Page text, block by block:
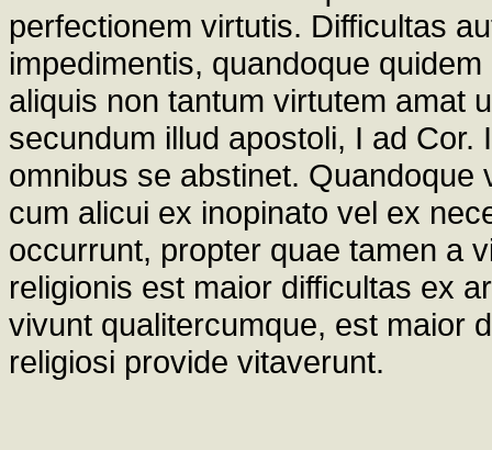
perfectionem virtutis. Difficultas
impedimentis, quandoque
aliquis non tantum virtutem amat
secundum illud apostoli, I ad
omnibus se abstinet.
cum alicui ex inopinato vel ex
occurrunt, propter quae tamen a
religionis est maior difficultas ex
vivunt qualitercumque, est maior
religiosi provide vitaverunt.